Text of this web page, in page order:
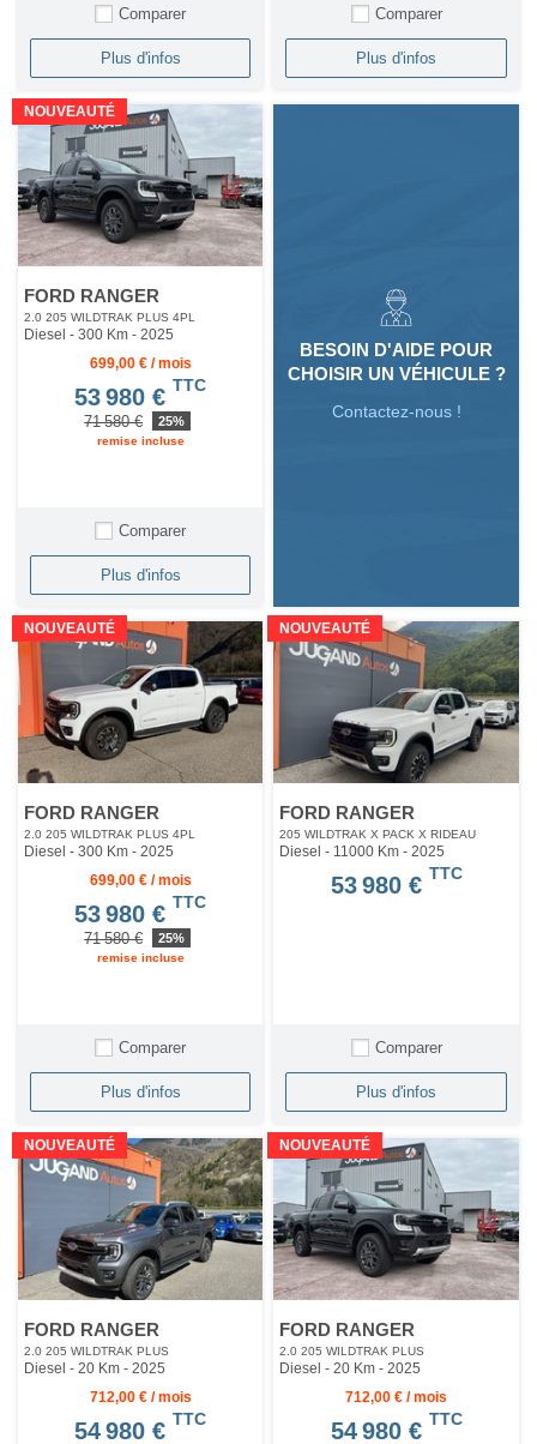
Comparer
Plus d'infos
Comparer
Plus d'infos
NOUVEAUTÉ
FORD RANGER
2.0 205 WILDTRAK PLUS 4PL
Diesel - 300 Km - 2025
699,00 € / mois
53 980 € TTC
71 580 € 25%
remise incluse
Comparer
Plus d'infos
BESOIN D'AIDE POUR
CHOISIR UN VÉHICULE ?
Contactez-nous !
NOUVEAUTÉ
FORD RANGER
2.0 205 WILDTRAK PLUS 4PL
Diesel - 300 Km - 2025
699,00 € / mois
53 980 € TTC
71 580 € 25%
remise incluse
Comparer
Plus d'infos
NOUVEAUTÉ
FORD RANGER
205 WILDTRAK X PACK X RIDEAU
Diesel - 11000 Km- 2025
53 980 € TTC
Comparer
Plus d'infos
NOUVEAUTÉ
FORD RANGER
2.0 205 WILDTRAK PLUS
Diesel - 20 Km - 2025
712,00 € / mois
54 980 € TTC
NOUVEAUTÉ
FORD RANGER
2.0 205 WILDTRAK PLUS
Diesel - 20 Km- 2025
712,00 € / mois
54 980 € TTC